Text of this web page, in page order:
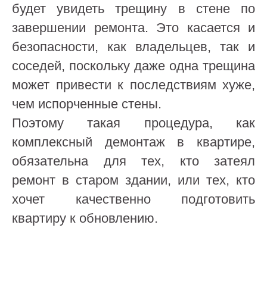
будет увидеть трещину в стене по
завершении ремонта. Это касается и
безопасности, как владельцев, так и
соседей, поскольку даже одна трещина
может привести к последствиям хуже,
чем испорченные стены.
Поэтому такая процедура, как
комплексный демонтаж в квартире,
обязательна для тех, кто затеял
ремонт в старом здании, или тех, кто
хочет качественно подготовить
квартиру к обновлению.